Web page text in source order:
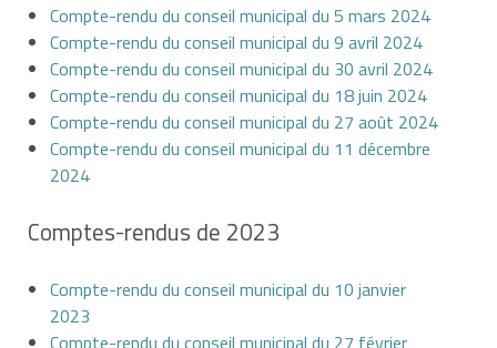
Compte-rendu du conseil municipal du 5 mars 2024
Compte-rendu du conseil municipal du 9 avril 2024
Compte-rendu du conseil municipal du 30 avril 2024
Compte-rendu du conseil municipal du 18 juin 2024
Compte-rendu du conseil municipal du 27 août 2024
Compte-rendu du conseil municipal du 11 décembre
2024
Comptes-rendus de 2023
Compte-rendu du conseil municipal du 10 janvier
2023
Compte-rendu du conseil municipal du 27 février